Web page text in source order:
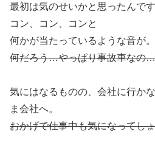
最初は気のせいかと思ったんで
コン、コン、コンと
何かが当たっているような音が。
何だろう…やっぱり事故車なの…
気にはなるものの、会社に行か
ま会社へ。
おかげで仕事中も気になってし